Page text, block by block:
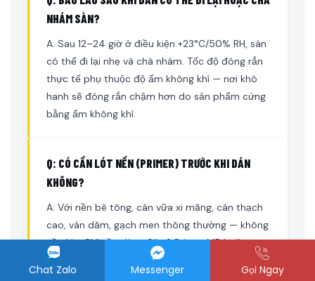
NHÁM SÀN?
A: Sau 12–24 giờ ở điều kiện +23°C/50% RH, sàn
có thể đi lại nhẹ và chà nhám. Tốc độ đóng rắn
thực tế phụ thuộc độ ẩm không khí — nơi khô
hanh sẽ đóng rắn chậm hơn do sản phẩm cứng
bằng ẩm không khí.
Q: CÓ CẦN LÓT NỀN (PRIMER) TRƯỚC KHI DÁN
KHÔNG?
A: Với nền bê tông, cán vữa xi măng, cán thạch
cao, ván dăm, gạch men thông thường — không
cần lót. Chỉ cần dùng Sika® Primer MB hoặc
SikaBond® Rapid DPM khi nền có độ ẩm cao
vượt ngưỡng, mặt nhựa đường (mastic asphalt),
Chat Zalo Messenger Gọi Ngay